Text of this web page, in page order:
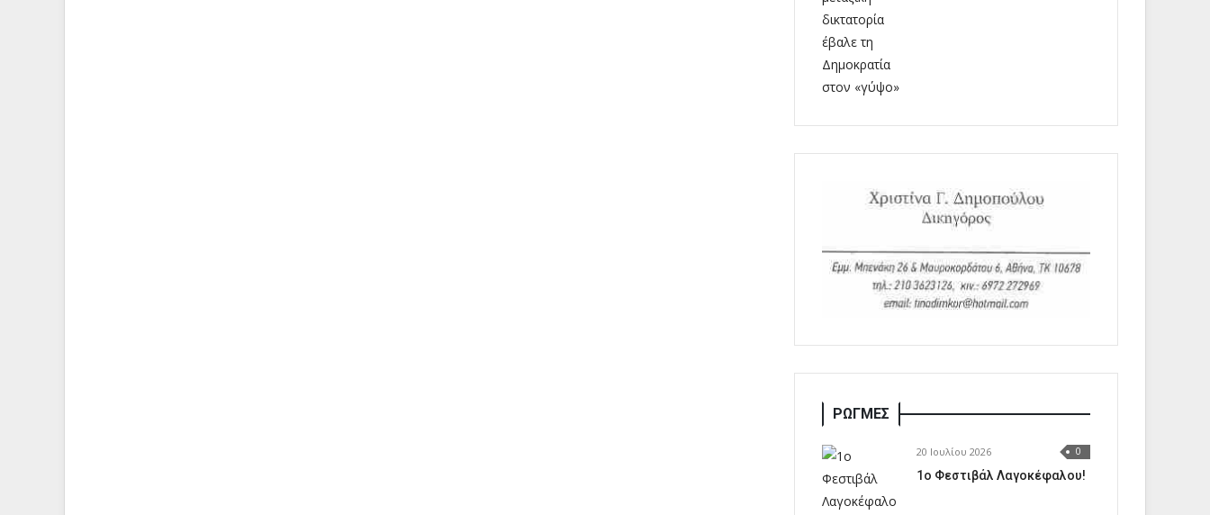
ΡΩΓΜΕΣ
20 Ιουλίου 2026 0
1o Φεστιβάλ Λαγοκέφαλου!